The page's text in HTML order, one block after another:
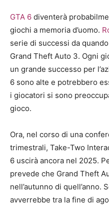
GTA 6 diventerà
giochi a memoria d’uomo.
serie di successi da
Grand Theft Auto 3. Ogni
un grande successo per
6 sono alte e potrebbero
i giocatori si sono
gioco.
Ora, nel corso di una
trimestrali, Take-Two
6 uscirà ancora nel 2025.
prevede che Grand Theft
nell’autunno di quell’anno.
avverrebbe tra la fine di